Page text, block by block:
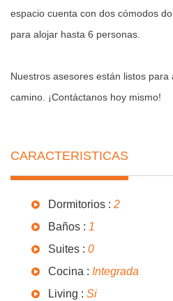
espacio cuenta con dos cómodos
para alojar hasta 6 personas.
Nuestros asesores están listos
camino. ¡Contáctanos hoy mismo!
CARACTERISTICAS
Dormitorios : 2
Baños : 1
Suites : 0
Cocina : Integrada
Living : Si